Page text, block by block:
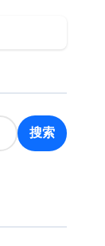
搜索